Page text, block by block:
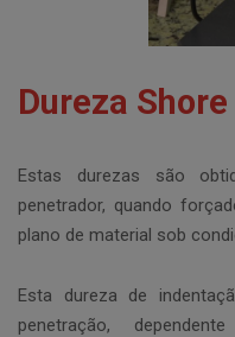
Dureza
Estas durezas são
penetrador, quando
plano de material sob
Esta dureza de
penetração,